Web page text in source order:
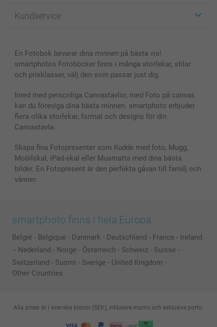
Fotoböcker
Skal till Mobil & Surfplatta
MyNameBook
Fotoramar & Tillbehör
Presentkort
Alla fotoprodukter
För affiliates
Sitemap
Villkor och garantier
Kundservice
smartbonus
Priser & betalning
En Fotobok bevarar dina minnen på bästa vis!
smartphotos Fotoböcker finns i många storlekar, stilar
och prisklasser, välj den som passar just dig.
Inred med personliga Canvastavlor, med Foto på canvas
kan du föreviga dina bästa minnen. smartphoto erbjuder
flera olika storlekar, format och designs för din
Canvastavla.
Skapa fina Fotopresenter som Kudde med foto, Mugg,
Mobilskal, iPad-skal eller Musmatta med dina bästa
bilder. En Fotopresent är den perfekta gåvan till familj och
vänner.
smartphoto finns i hela Europa
België - Belgique - Danmark - Deutschland - France - Ireland
- Nederland - Norge - Österreich - Schweiz - Suisse -
Switzerland - Suomi - Sverige - United Kingdom -
Other Countries
Alla priser är i svenska kronor (SEK), inklusive moms och exklusive porto.